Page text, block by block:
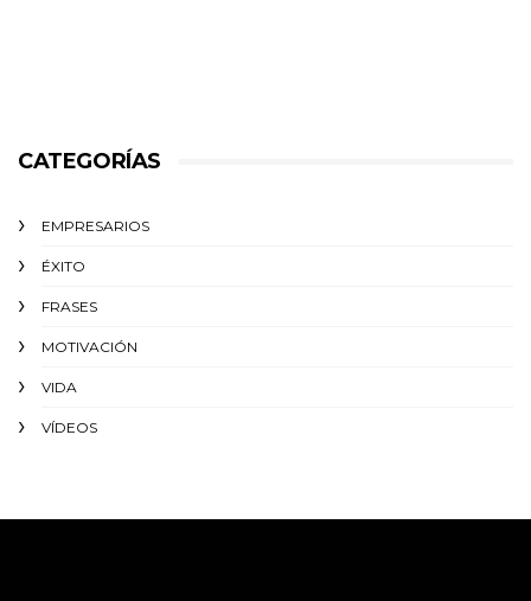
CATEGORÍAS
EMPRESARIOS
ÉXITO‬
FRASES
MOTIVACIÓN
VIDA
VÍDEOS